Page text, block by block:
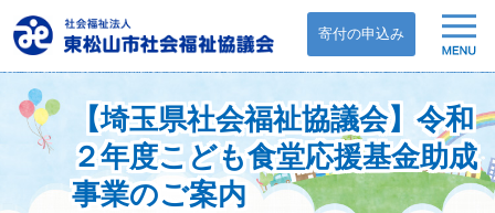
寄付の申込み
【埼玉県社会福祉協議会】令和
２年度こども食堂応援基金助成
事業のご案内